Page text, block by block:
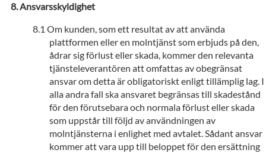
Ansvarsskyldighet
Om kunden, som ett resultat av att använda
plattformen eller en molntjänst som erbjuds på den,
ådrar sig förlust eller skada, kommer den relevanta
tjänsteleverantören att omfattas av obegränsat
ansvar om detta är obligatoriskt enligt tillämplig lag. I
alla andra fall ska ansvaret begränsas till skadestånd
för den förutsebara och normala förlust eller skada
som uppstår till följd av användningen av
molntjänsterna i enlighet med avtalet. Sådant ansvar
kommer att vara upp till beloppet för den ersättning